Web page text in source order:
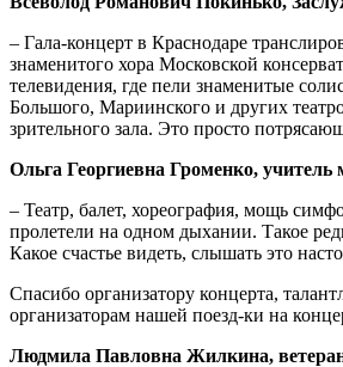
– Гала-концерт в Краснодаре
знаменитого хора Московской
телевидения, где пели знаменитые
Большого, Мариинского и других
зрительного зала. Это просто
Ольга Георгиевна Громенко,
– Театр, балет, хореография, мощь
пролетели на одном дыхании. Такое
Какое счастье видеть, слышать это
Спасибо организатору концерта,
организаторам нашей поезд-ки на
Людмила Павловна Жилкина,